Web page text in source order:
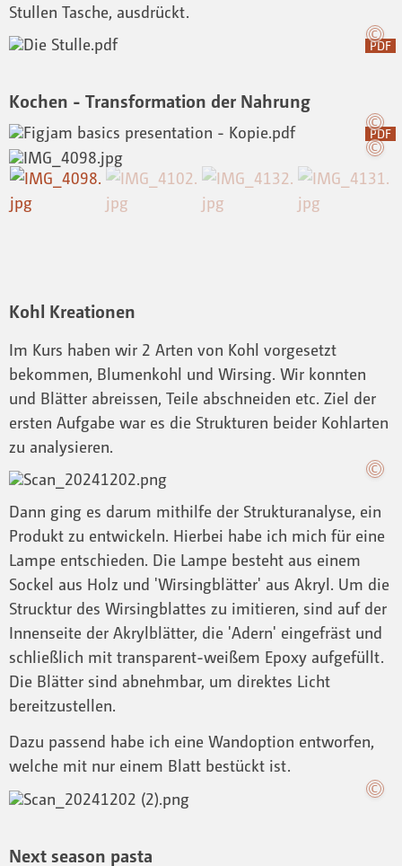
Stullen Tasche, ausdrückt.
PDF
Kochen - Transformation der Nahrung
PDF
Kohl Kreationen
Im Kurs haben wir 2 Arten von Kohl vorgesetzt
bekommen, Blumenkohl und Wirsing. Wir konnten
und Blätter abreissen, Teile abschneiden etc. Ziel der
ersten Aufgabe war es die Strukturen beider Kohlarten
zu analysieren.
Dann ging es darum mithilfe der Strukturanalyse, ein
Produkt zu entwickeln. Hierbei habe ich mich für eine
Lampe entschieden. Die Lampe besteht aus einem
Sockel aus Holz und 'Wirsingblätter' aus Akryl. Um die
Strucktur des Wirsingblattes zu imitieren, sind auf der
Innenseite der Akrylblätter, die 'Adern' eingefräst und
schließlich mit transparent-weißem Epoxy aufgefüllt.
Die Blätter sind abnehmbar, um direktes Licht
bereitzustellen.
Dazu passend habe ich eine Wandoption entworfen,
welche mit nur einem Blatt bestückt ist.
Next season pasta